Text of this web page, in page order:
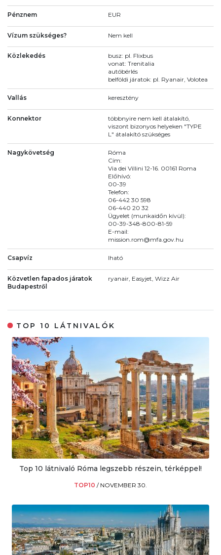
Pénznem EUR
Vízum szükséges? Nem kell
Közlekedés
busz: pl. Flixbus
vonat: Trenitalia
autóbérlés
belföldi járatok: pl. Ryanair, Volotea
Vallás keresztény
Konnektor
többnyire nem kell átalakító,
viszont bizonyos helyeken "TYPE
L" átalakító szükséges
Nagykövetség
Róma
Cím:
Via dei Villini 12-16. 00161 Roma
Előhívó:
00-39
Telefon:
06-442 30 598
06-440 20 32
Ügyelet (munkaidőn kívül):
00-39-348-800-81-59
E-mail:
mission.rom@mfa.gov.hu
Csapvíz Iható
Közvetlen fapados járatok
Budapestről
ryanair, Easyjet, Wizz Air
TOP 10 LÁTNIVALÓK
Top 10 látnivaló Róma legszebb részein, térképpel!
TOP10 / NOVEMBER 30.